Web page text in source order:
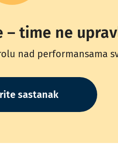
– time ne
nad performansama
sastanak